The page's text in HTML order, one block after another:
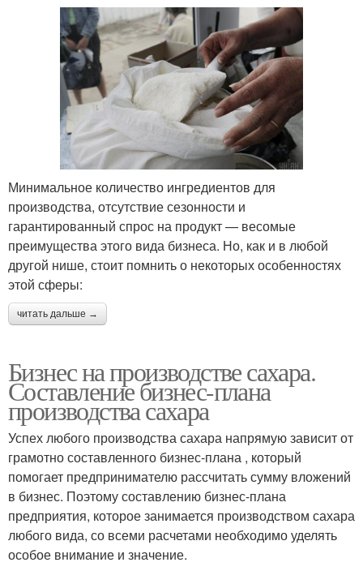
Минимальное количество ингредиентов для
производства, отсутствие сезонности и
гарантированный спрос на продукт — весомые
преимущества этого вида бизнеса. Но, как и в любой
другой нише, стоит помнить о некоторых особенностях
этой сферы:
читать дальше →
Бизнес на производстве сахара.
Составление бизнес-плана
производства сахара
Успех любого производства сахара напрямую зависит от
грамотно составленного бизнес-плана , который
помогает предпринимателю рассчитать сумму вложений
в бизнес. Поэтому составлению бизнес-плана
предприятия, которое занимается производством сахара
любого вида, со всеми расчетами необходимо уделять
особое внимание и значение.